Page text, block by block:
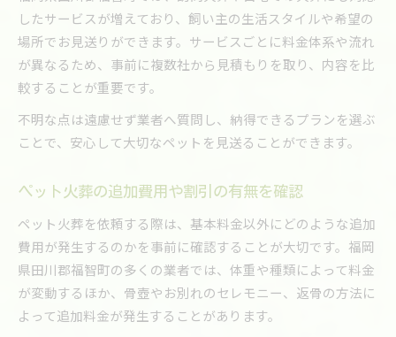
したサービスが増えており、飼い主の生活スタイルや希望の
場所でお見送りができます。サービスごとに料金体系や流れ
が異なるため、事前に複数社から見積もりを取り、内容を比
較することが重要です。
不明な点は遠慮せず業者へ質問し、納得できるプランを選ぶ
ことで、安心して大切なペットを見送ることができます。
ペット火葬の追加費用や割引の有無を確認
ペット火葬を依頼する際は、基本料金以外にどのような追加
費用が発生するのかを事前に確認することが大切です。福岡
県田川郡福智町の多くの業者では、体重や種類によって料金
が変動するほか、骨壺やお別れのセレモニー、返骨の方法に
よって追加料金が発生することがあります。